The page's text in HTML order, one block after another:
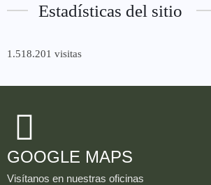
Estadísticas del sitio
1.518.201 visitas
GOOGLE MAPS
Visítanos en nuestras oficinas